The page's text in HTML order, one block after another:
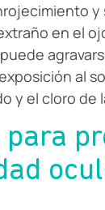
y
en el
al
y el cloro de
para